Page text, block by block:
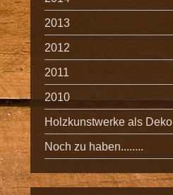
2013
2012
2011
2010
Holzkunstwerke als Deko
Noch zu haben........